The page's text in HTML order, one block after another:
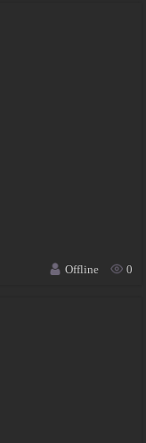
Offline
0